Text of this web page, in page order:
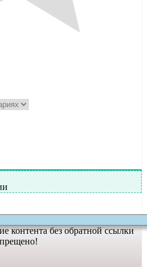
контента без обратной ссылки